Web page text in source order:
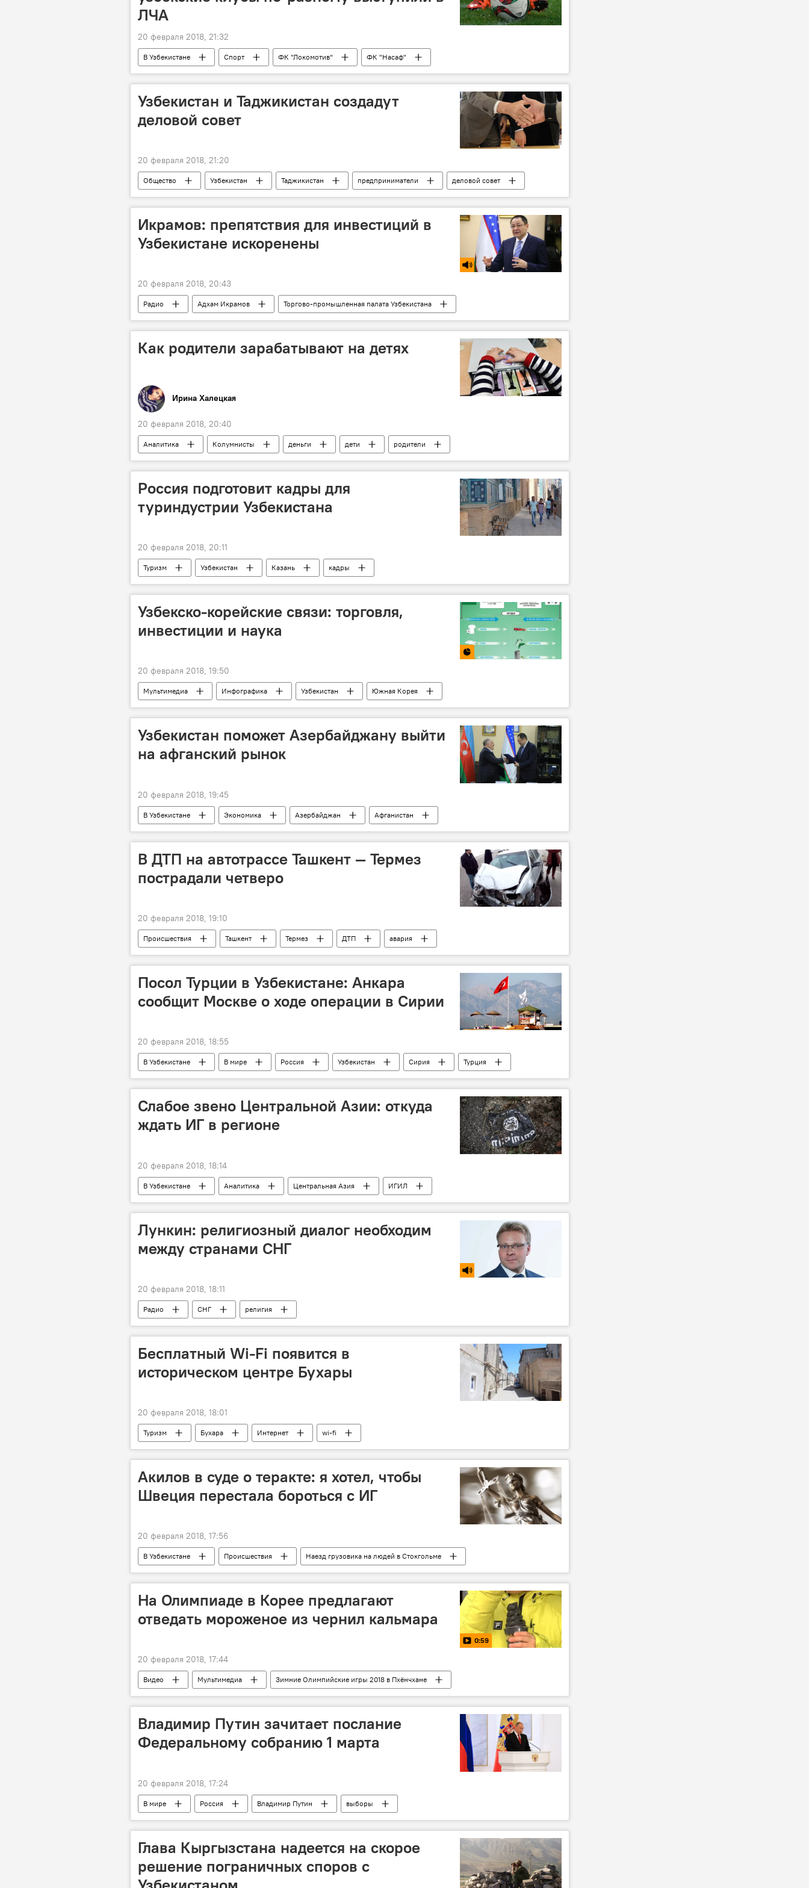
ЛЧА
20 февраля 2018, 21:32
В Узбекистане Спорт ФК "Локомотив"
ФК "Насаф"
Лига чемпионов Азии
Узбекистан и Таджикистан создадут
деловой совет
20 февраля 2018, 21:20
Общество Узбекистан Таджикистан предприниматели
деловой совет
Визит Шавката Мирзиёева в Душанбе
Икрамов: препятствия для инвестиций в
Узбекистане искоренены
20 февраля 2018, 20:43
Радио Адхам Икрамов Торгово-промышленная палата Узбекистана
Как родители зарабатывают на детях
Ирина Халецкая
20 февраля 2018, 20:40
Аналитика Колумнисты деньги дети родители
Россия подготовит кадры для
туриндустрии Узбекистана
20 февраля 2018, 20:11
Туризм Узбекистан Казань кадры
Узбекско-корейские связи: торговля,
инвестиции и наука
20 февраля 2018, 19:50
Мультимедиа Инфографика Узбекистан Южная Корея
Узбекистан поможет Азербайджану выйти
на афганский рынок
20 февраля 2018, 19:45
В Узбекистане Экономика Азербайджан
Афганистан
Торгово-промышленная палата Узбекистана
В ДТП на автотрассе Ташкент — Термез
пострадали четверо
20 февраля 2018, 19:10
Происшествия Ташкент Термез ДТП авария
Посол Турции в Узбекистане: Анкара
сообщит Москве о ходе операции в Сирии
20 февраля 2018, 18:55
В Узбекистане В мире Россия Узбекистан Сирия
Турция
Владимир Путин
Реджеп Тайип Эрдоган
Слабое звено Центральной Азии: откуда
ждать ИГ в регионе
20 февраля 2018, 18:14
В Узбекистане Аналитика Центральная Азия ИГИЛ
Лункин: религиозный диалог необходим
между странами СНГ
20 февраля 2018, 18:11
Радио СНГ религия
Бесплатный Wi-Fi появится в
историческом центре Бухары
20 февраля 2018, 18:01
Туризм Бухара Интернет wi-fi
Акилов в суде о теракте: я хотел, чтобы
Швеция перестала бороться с ИГ
20 февраля 2018, 17:56
В Узбекистане Происшествия
Наезд грузовика на людей в Стокгольме
Узбекистан
Швеция Стокгольм Рахмат Акилов теракт суд
На Олимпиаде в Корее предлагают
отведать мороженое из чернил кальмара
0:59
20 февраля 2018, 17:44
Видео Мультимедиа
Зимние Олимпийские игры 2018 в Пхёнчхане
Южная Корея
Олимпиада-2018
Владимир Путин зачитает послание
Федеральному собранию 1 марта
20 февраля 2018, 17:24
В мире Россия Владимир Путин выборы
Глава Кыргызстана надеется на скорое
решение пограничных споров с